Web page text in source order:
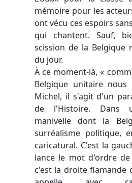
mémoire pour les
ont vécu ces espoirs
qui chantent. Sauf,
scission de la Belgique
du jour.
À ce moment-là, «
Belgique unitaire
Michel, il s'agit d'un
de l'Histoire. Dans
manivelle dont la
surréalisme politique,
caricatural. C'est la
lance le mot d'ordre
c'est la droite flamande